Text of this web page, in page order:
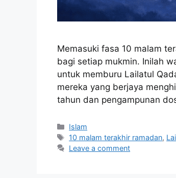
Memasuki fasa 10 malam
bagi setiap mukmin. Inilah
untuk memburu Lailatul
mereka yang berjaya
tahun dan pengampunan
Categories
Islam
Tags
10 malam terakhir ramadan,
Leave a comment